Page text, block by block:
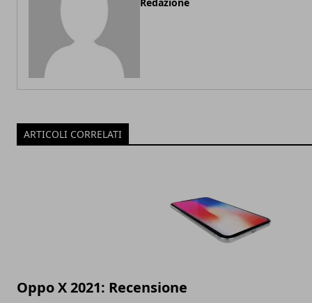
ARTICOLI CORRELATI
Oppo X 2021: Recensione